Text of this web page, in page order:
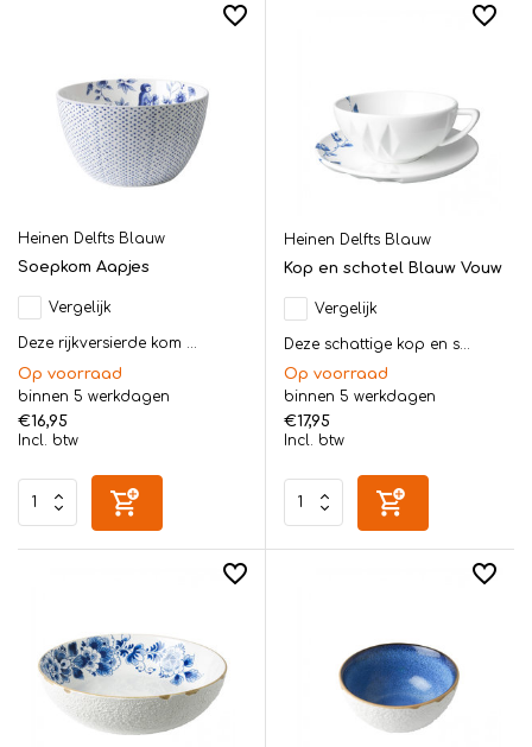
Heinen Delfts Blauw
Soepkom Aapjes
Vergelijk
Deze rijkversierde kom ...
Op voorraad
binnen 5 werkdagen
€16,95
Incl. btw
Heinen Delfts Blauw
Kop en schotel Blauw Vouw
Vergelijk
Deze schattige kop en s...
Op voorraad
binnen 5 werkdagen
€17,95
Incl. btw